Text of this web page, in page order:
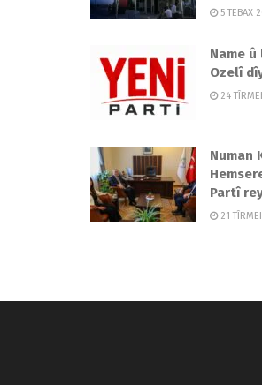
5 TEBAX
Name
Ozelî
24
Numan
Partî
21